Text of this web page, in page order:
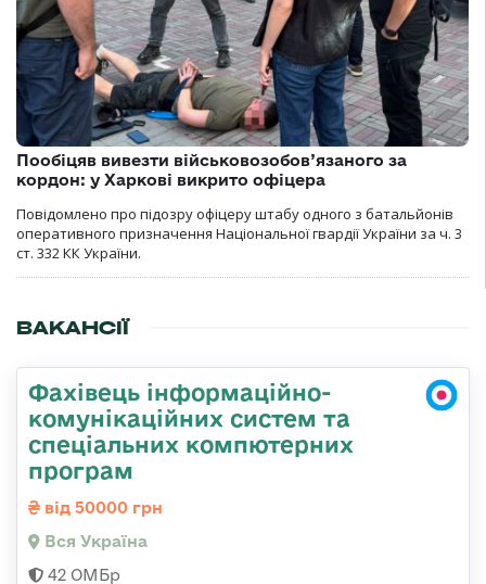
Пообіцяв вивезти військовозобов’язаного за
кордон: у Харкові викрито офіцера
Повідомлено про підозру офіцеру штабу одного з батальйонів
оперативного призначення Національної гвардії України за ч. 3
ст. 332 КК України.
ВАКАНСІЇ
Фахівець інформаційно-
комунікаційних систем та
спеціальних компютерних
програм
від 50000 грн
Вся Україна
42 ОМБр